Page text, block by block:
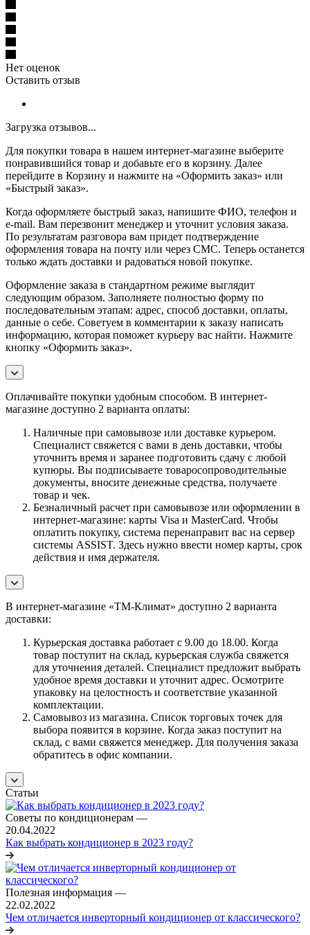
Нет оценок
Оставить отзыв
Загрузка отзывов...
Для покупки товара в нашем интернет-магазине выберите
понравившийся товар и добавьте его в корзину. Далее
перейдите в Корзину и нажмите на «Оформить заказ» или
«Быстрый заказ».
Когда оформляете быстрый заказ, напишите ФИО, телефон и
e-mail. Вам перезвонит менеджер и уточнит условия заказа.
По результатам разговора вам придет подтверждение
оформления товара на почту или через СМС. Теперь останется
только ждать доставки и радоваться новой покупке.
Оформление заказа в стандартном режиме выглядит
следующим образом. Заполняете полностью форму по
последовательным этапам: адрес, способ доставки, оплаты,
данные о себе. Советуем в комментарии к заказу написать
информацию, которая поможет курьеру вас найти. Нажмите
кнопку «Оформить заказ».
Оплачивайте покупки удобным способом. В интернет-
магазине доступно 2 варианта оплаты:
Наличные при самовывозе или доставке курьером.
Специалист свяжется с вами в день доставки, чтобы
уточнить время и заранее подготовить сдачу с любой
купюры. Вы подписываете товаросопроводительные
документы, вносите денежные средства, получаете
товар и чек.
Безналичный расчет при самовывозе или оформлении в
интернет-магазине: карты Visa и MasterCard. Чтобы
оплатить покупку, система перенаправит вас на сервер
системы ASSIST. Здесь нужно ввести номер карты, срок
действия и имя держателя.
В интернет-магазине «ТМ-Климат» доступно 2 варианта
доставки:
Курьерская доставка работает с 9.00 до 18.00. Когда
товар поступит на склад, курьерская служба свяжется
для уточнения деталей. Специалист предложит выбрать
удобное время доставки и уточнит адрес. Осмотрите
упаковку на целостность и соответствие указанной
комплектации.
Самовывоз из магазина. Список торговых точек для
выбора появится в корзине. Когда заказ поступит на
склад, с вами свяжется менеджер. Для получения заказа
обратитесь в офис компании.
Статьи
Советы по кондиционерам —
20.04.2022
Как выбрать кондиционер в 2023 году?
Полезная информация —
22.02.2022
Чем отличается инверторный кондиционер от классического?